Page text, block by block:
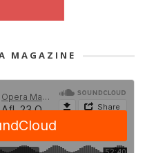
MAGAZINE